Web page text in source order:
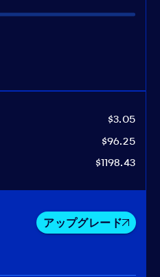
$3.05
$96.25
$1198.43
アップグレード